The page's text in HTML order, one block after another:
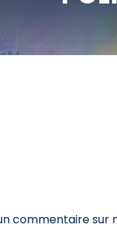
commentaire